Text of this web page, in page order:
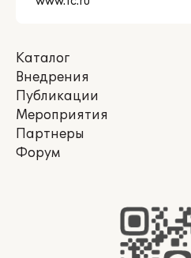
Каталог
Внедрения
Публикации
Мероприятия
Партнеры
Форум